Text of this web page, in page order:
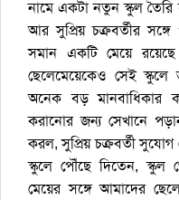
নামে একটা নতুন স্কুল তৈরি
আর সুপ্রিয় চক্রবর্তীর
সমান একটি মেয়ে
ছেলেমেয়েকেও সেই
অনেক বড় মানবাধিকার
করানোর জন্য সেখানে
করল, সুপ্রিয় চক্রবর্তী সুযোগ
স্কুলে পৌঁছে দিতেন, স্কুল
মেয়ের সঙ্গে আমাদের